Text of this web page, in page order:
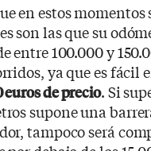
en estos momentos
son las que su
entre 100.000 y
ya que es fácil
euros de precio. Si
supone una
tampoco será